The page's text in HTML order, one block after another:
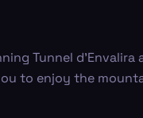
Tunnel d'Envalira
to enjoy the